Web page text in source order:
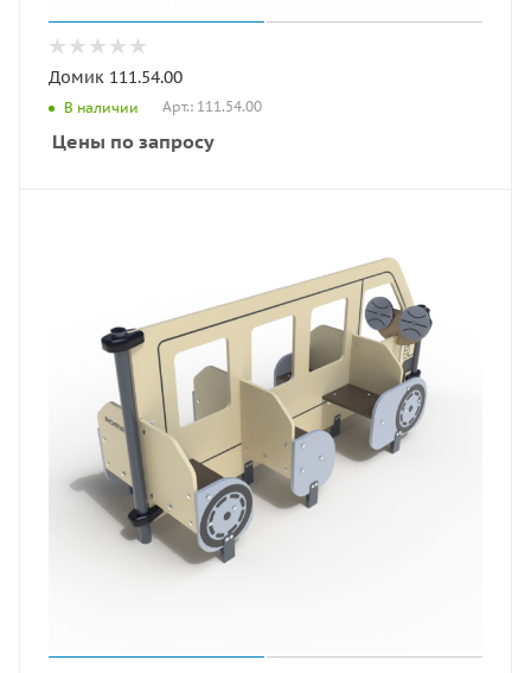
Домик 111.54.00
В наличии Арт.: 111.54.00
Цены по запросу